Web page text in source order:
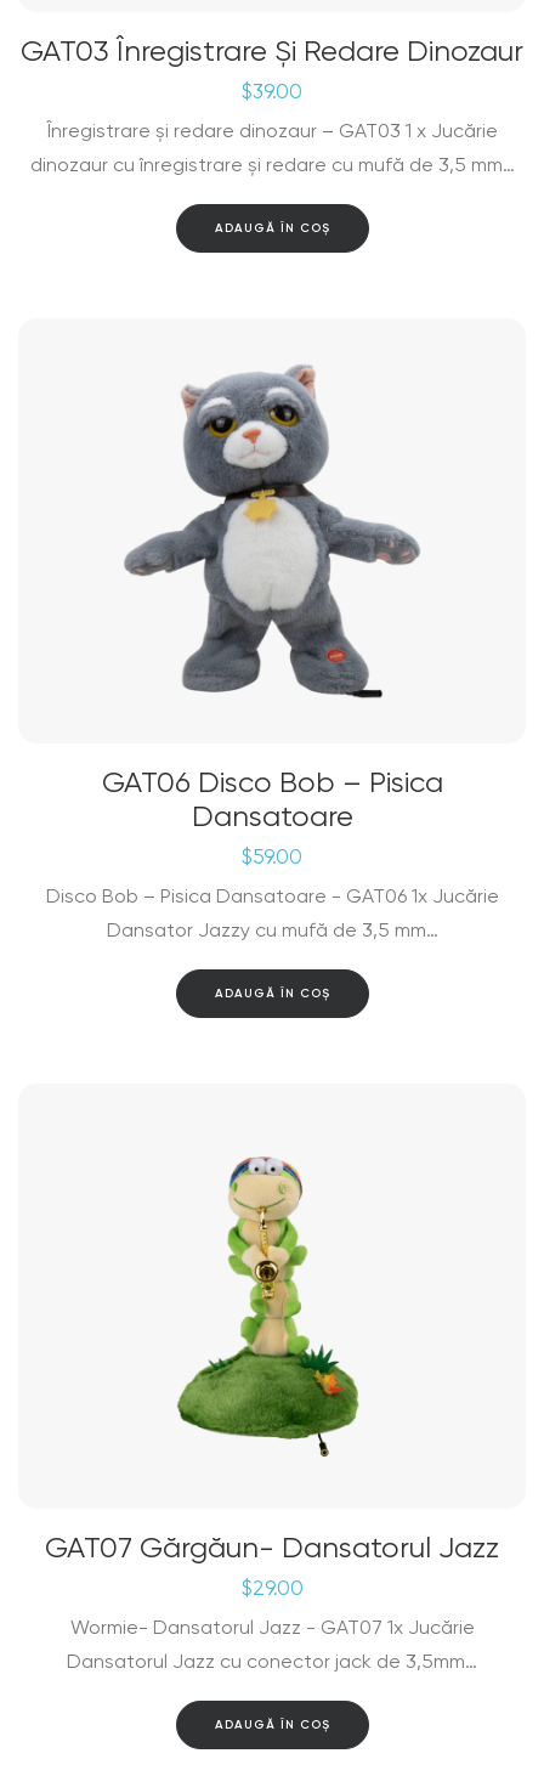
GAT03 Înregistrare Și Redare Dinozaur
$39.00
Înregistrare și redare dinozaur – GAT03 1 x Jucărie
dinozaur cu înregistrare și redare cu mufă de 3,5 mm…
ADAUGĂ ÎN COȘ
GAT06 Disco Bob – Pisica
Dansatoare
$59.00
Disco Bob – Pisica Dansatoare - GAT06 1x Jucărie
Dansator Jazzy cu mufă de 3,5 mm…
ADAUGĂ ÎN COȘ
GAT07 Gărgăun- Dansatorul Jazz
$29.00
Wormie- Dansatorul Jazz - GAT07 1x Jucărie
Dansatorul Jazz cu conector jack de 3,5mm…
ADAUGĂ ÎN COȘ